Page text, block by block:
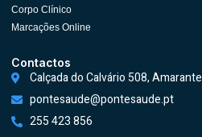
Corpo Clínico
Marcações Online
Contactos
Calçada do Calvário 508, Amarante
pontesaude@pontesaude.pt
255 423 856